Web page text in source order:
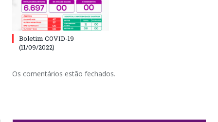
Boletim COVID-19
(11/09/2022)
Os comentários estão fechados.